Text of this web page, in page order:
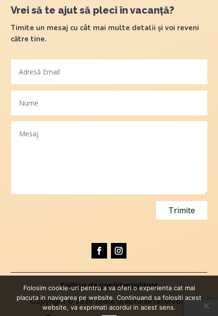
Vrei să te ajut să pleci în vacanță?
Timite un mesaj cu cât mai multe detalii și voi reveni
către tine.
Trimite
Politica de confidențialitate
Copyright © 2026 toate drepturile rezervate
Folosim cookie-uri pentru a va oferi o experienta cat mai
placuta in navigarea pe website. Continuand sa folositi acest
website, va exprimati acordul in acest sens.